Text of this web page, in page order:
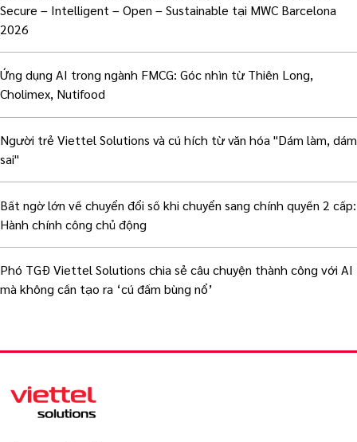
Secure – Intelligent – Open – Sustainable tại MWC Barcelona
2026
Ứng dụng AI trong ngành FMCG: Góc nhìn từ Thiên Long,
Cholimex, Nutifood
Người trẻ Viettel Solutions và cú hích từ văn hóa "Dám làm, dám
sai"
Bất ngờ lớn về chuyển đổi số khi chuyển sang chính quyền 2 cấp:
Hành chính công chủ động
Phó TGĐ Viettel Solutions chia sẻ câu chuyện thành công với AI
mà không cần tạo ra ‘cú đấm bùng nổ’